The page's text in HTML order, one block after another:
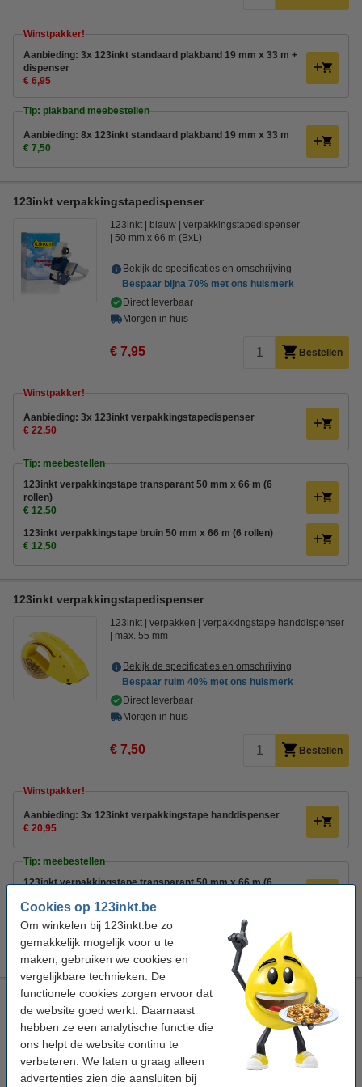
Cookies op 123inkt.be
Om winkelen bij 123inkt.be zo
gemakkelijk mogelijk voor u te
maken, gebruiken we cookies en
vergelijkbare technieken. De
functionele cookies zorgen ervoor dat
de website goed werkt. Daarnaast
hebben ze een analytische functie die
ons helpt de website continu te
verbeteren. We laten u graag alleen
advertenties zien die aansluiten bij
Winstpakker!
Aanbieding: 3x 123inkt standaard plakband 19 mm x 33 m +
dispenser
€ 6,95
Tip: plakband meebestellen
Aanbieding: 8x 123inkt standaard plakband 19 mm x 33 m
€ 7,50
123inkt verpakkingstapedispenser
123inkt blauw
verpakkingstapedispenser
50 mm x 66 m (BxL)
Bekijk de specificaties en omschrijving
Bespaar bijna 70% met ons huismerk
Direct leverbaar
Morgen in huis
€ 7,95 Bestellen
Winstpakker!
Aanbieding: 3x 123inkt verpakkingstapedispenser
€ 22,50
Tip: meebestellen
123inkt verpakkingstape transparant 50 mm x 66 m (6
rollen)
€ 12,50
123inkt verpakkingstape bruin 50 mm x 66 m (6 rollen)
€ 12,50
123inkt verpakkingstapedispenser
123inkt verpakken
verpakkingstape handdispenser
max. 55 mm
Bekijk de specificaties en omschrijving
Bespaar ruim 40% met ons huismerk
Direct leverbaar
Morgen in huis
€ 7,50 Bestellen
Winstpakker!
Aanbieding: 3x 123inkt verpakkingstape handdispenser
€ 20,95
Tip: meebestellen
123inkt verpakkingstape transparant 50 mm x 66 m (6
€ 12,50
123inkt verpakkingstape bruin 50 mm x 66 m (6 rollen)
€ 12,50
Tesa Pack 'n go verpakkingstape handdispenser
Tesa blauw
verpakkingstape handdispenser
kunststof
Bekijk de specificaties en omschrijving
Direct leverbaar